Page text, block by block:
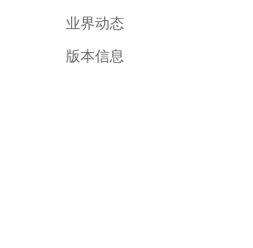
业界动态
版本信息